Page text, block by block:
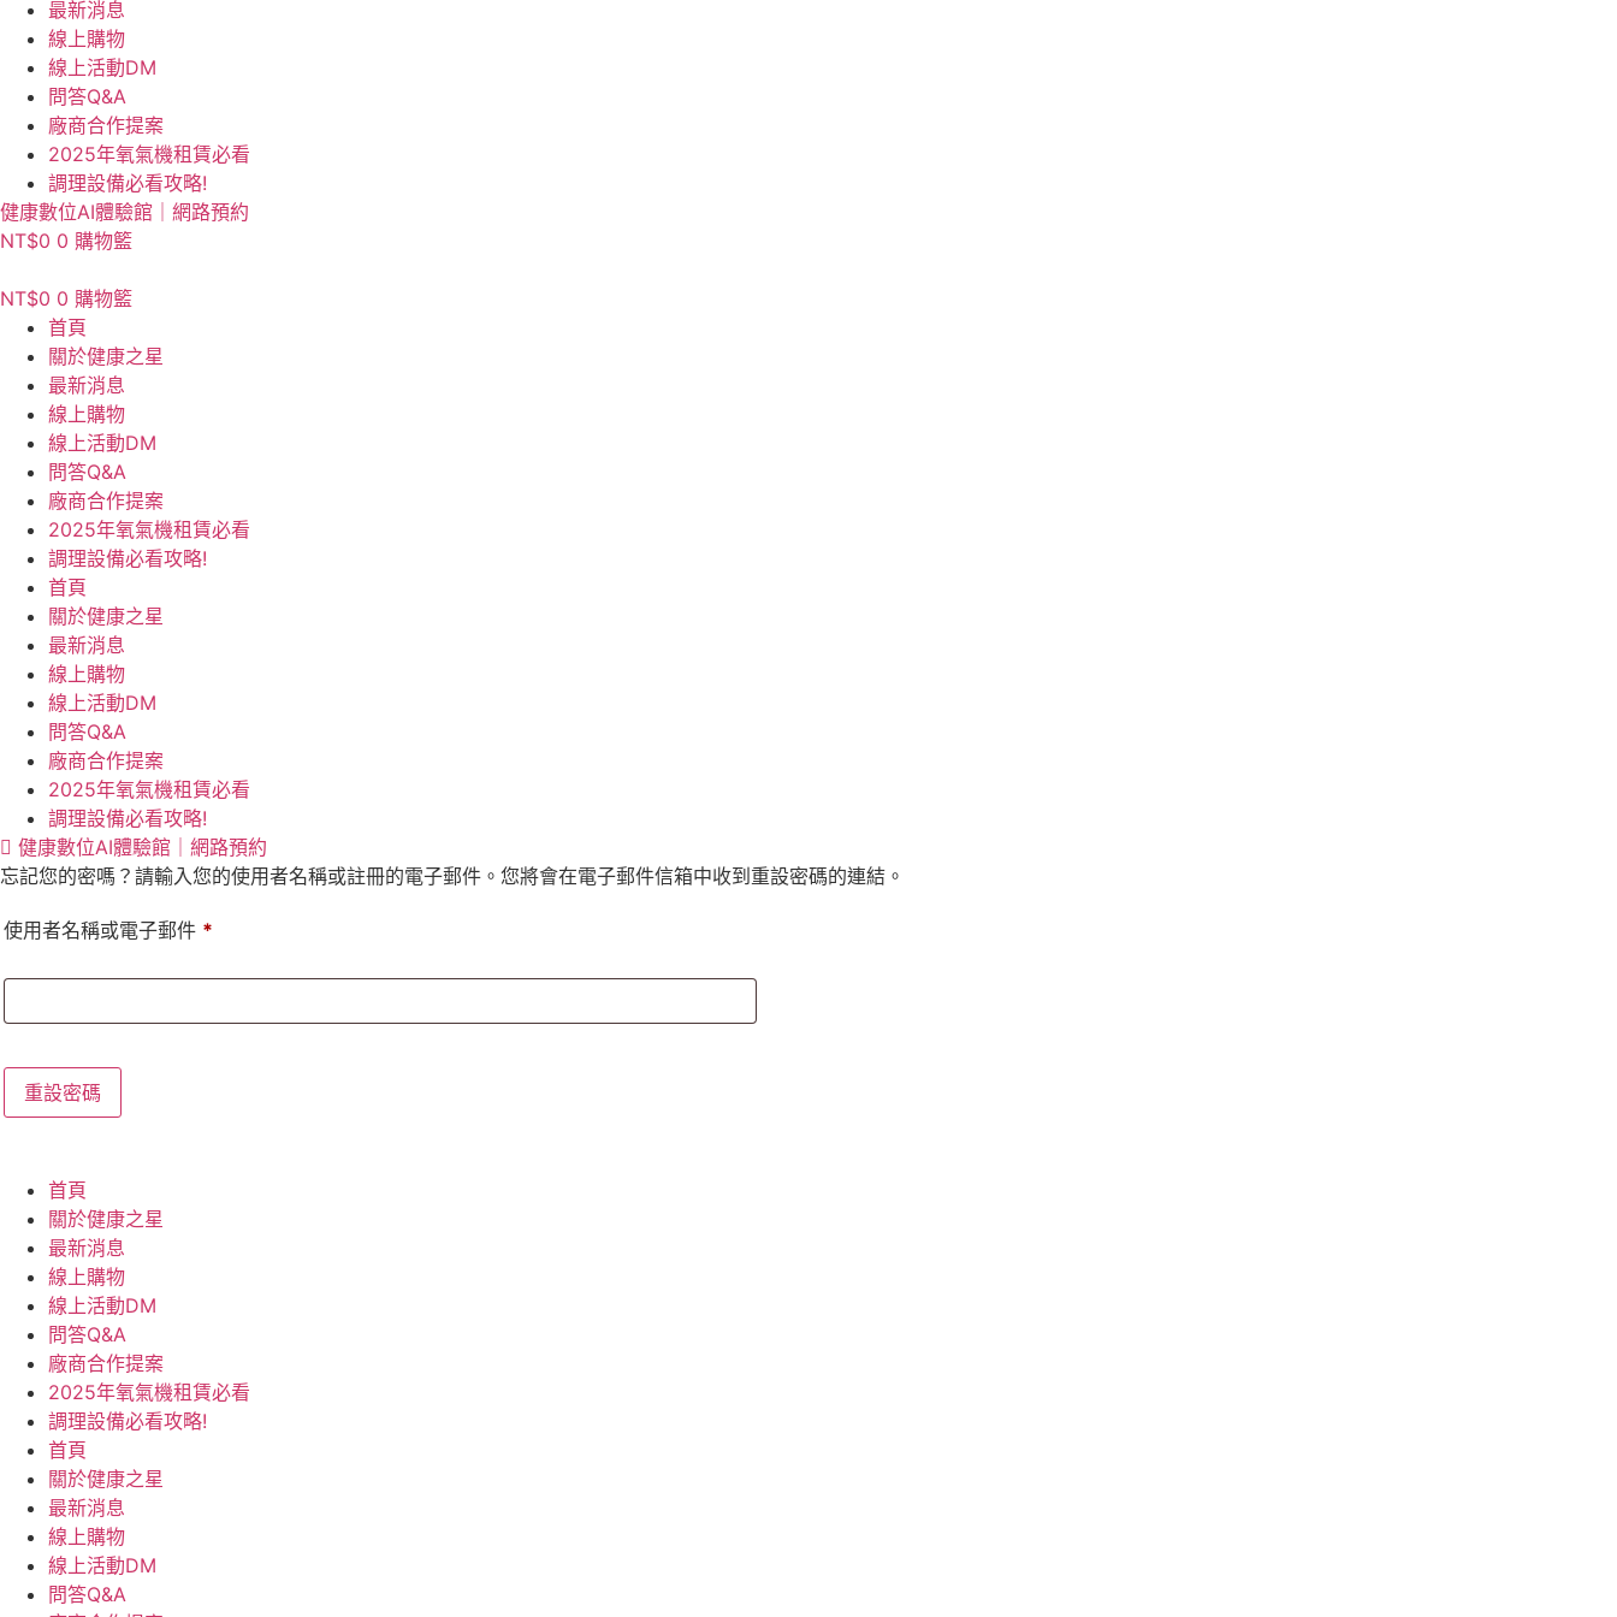
最新消息
線上購物
線上活動DM
問答Q&A
廠商合作提案
2025年氧氣機租賃必看
調理設備必看攻略!
健康數位AI體驗館｜網路預約
NT$0 0 購物籃
NT$0 0 購物籃
首頁
關於健康之星
最新消息
線上購物
線上活動DM
問答Q&A
廠商合作提案
2025年氧氣機租賃必看
調理設備必看攻略!
首頁
關於健康之星
最新消息
線上購物
線上活動DM
問答Q&A
廠商合作提案
2025年氧氣機租賃必看
調理設備必看攻略!
健康數位AI體驗館｜網路預約
忘記您的密嗎？請輸入您的使用者名稱或註冊的電子郵件。您將會在電子郵件信箱中收到重設密碼的連結。
使用者名稱或電子郵件 *
重設密碼
首頁
關於健康之星
最新消息
線上購物
線上活動DM
問答Q&A
廠商合作提案
2025年氧氣機租賃必看
調理設備必看攻略!
首頁
關於健康之星
最新消息
線上購物
線上活動DM
問答Q&A